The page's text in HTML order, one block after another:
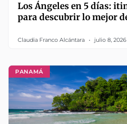
Los Ángeles en 5 días:
para descubrir lo mejor
Claudia Franco Alcántara julio 8, 2026
PANAMÁ